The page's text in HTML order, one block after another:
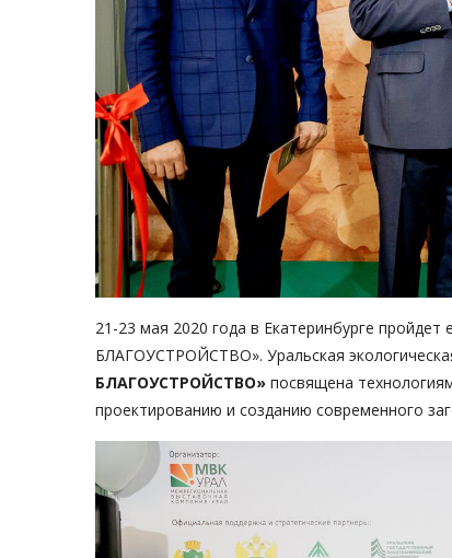
21-23 мая 2020 года в Екатеринбурге
БЛАГОУСТРОЙСТВО». Уральская
БЛАГОУСТРОЙСТВО» посвящена
проектированию и созданию современного